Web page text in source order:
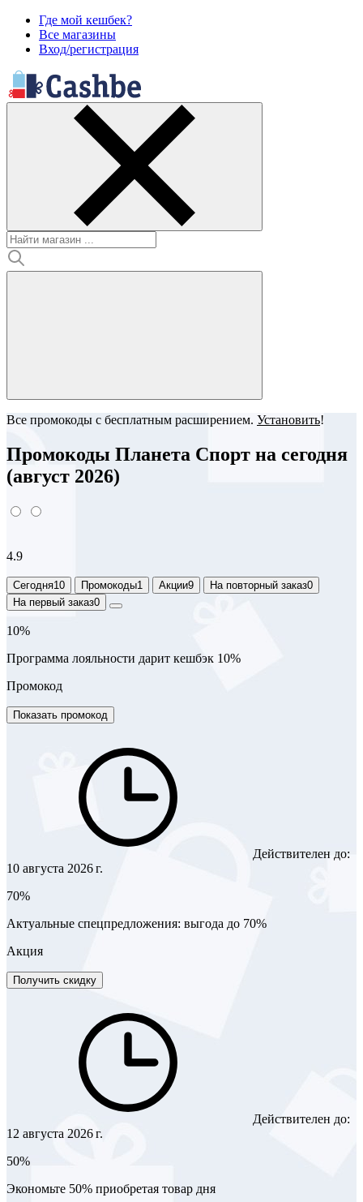
Где мой кешбек?
Все магазины
Вход/регистрация
Все промокоды с бесплатным расширением. Установить!
Промокоды Планета Спорт на сегодня
(август 2026)
4.9
Сегодня10 Промокоды1 Акции9 На повторный заказ0
На первый заказ0
10%
Программа лояльности дарит кешбэк 10%
Промокод
Показать промокод
Действителен до:
10 августа 2026 г.
70%
Актуальные спецпредложения: выгода до 70%
Акция
Получить скидку
Действителен до:
12 августа 2026 г.
50%
Экономьте 50% приобретая товар дня